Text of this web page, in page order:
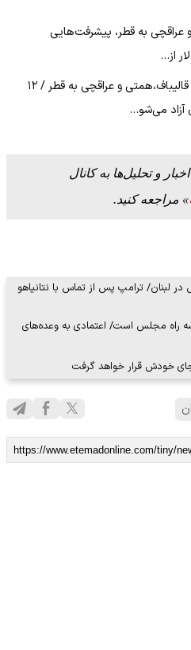
عراقچی به قطر، پیشرفت‌هایی
پشت‌پرده سفر دقیقه نودی قالیباف،‌همتی و عراقچی به قطر / ۱۲
آزاد می‌شو…
و تحلیل‌ها به کانال
» مراجعه کنید.
لبنان/ ترامپ پس از تماس با نتانیاهو
راه مجلس است/ اعتمادی به وعده‌های
خودش قرار خواهد گرفت